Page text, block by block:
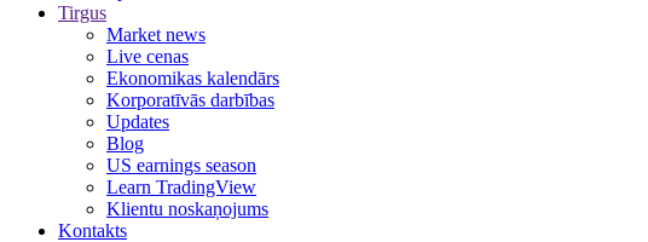
Tirgus
Market news
Live cenas
Ekonomikas kalendārs
Korporatīvās darbības
Updates
Blog
US earnings season
Learn TradingView
Klientu noskaņojums
Kontakts